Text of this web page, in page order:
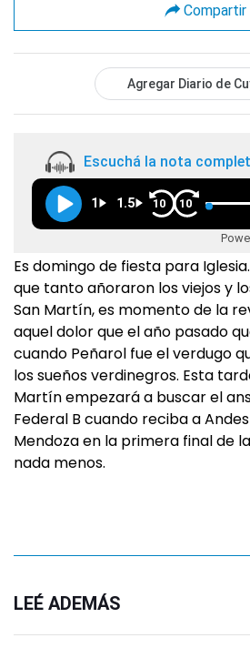
Compartir
Agregar Diario de
Escuchá la nota
1 1.5 10 10
Es domingo de fiesta para
que tanto añoraron los viejos y
San Martín, es momento de la
aquel dolor que el año pasado
cuando Peñarol fue el verdugo
los sueños verdinegros. Esta
Martín empezará a buscar el
Federal B cuando reciba a
Mendoza en la primera final de
nada menos.
LEÉ ADEMÁS